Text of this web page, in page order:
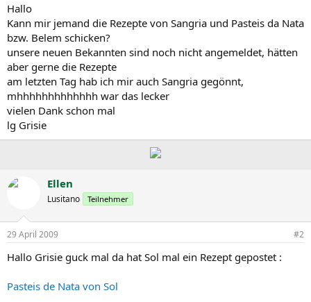
e
Hallo
Kann mir jemand die Rezepte von Sangria und Pasteis da Nata
bzw. Belem schicken?
unsere neuen Bekannten sind noch nicht angemeldet, hätten
aber gerne die Rezepte
am letzten Tag hab ich mir auch Sangria gegönnt,
mhhhhhhhhhhhhh war das lecker
vielen Dank schon mal
lg Grisie
Ellen
Lusitano Teilnehmer
29 April 2009 #2
Hallo Grisie guck mal da hat Sol mal ein Rezept gepostet :
Pasteis de Nata von Sol